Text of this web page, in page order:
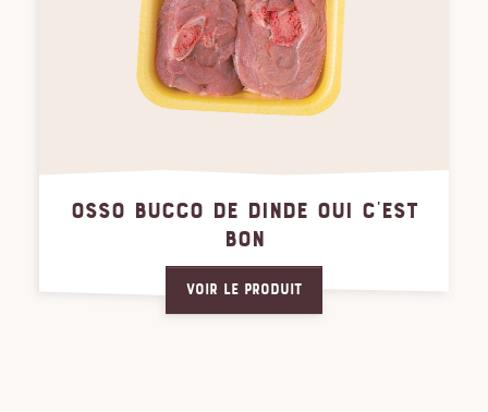
OSSO BUCCO DE DINDE OUI C'EST
BON
Voir le produit